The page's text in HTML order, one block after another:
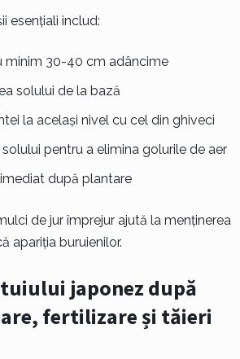
esențiali includ:
minim 30-40 cm adâncime
solului de la bază
la același nivel cu cel din ghiveci
pentru a elimina golurile de aer
după plantare
de jur împrejur ajută la menținerea
apariția buruienilor.
japonez după
fertilizare și tăieri